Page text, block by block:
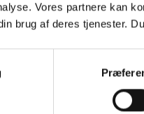
Vores partnere kan
brug af deres tjenester.